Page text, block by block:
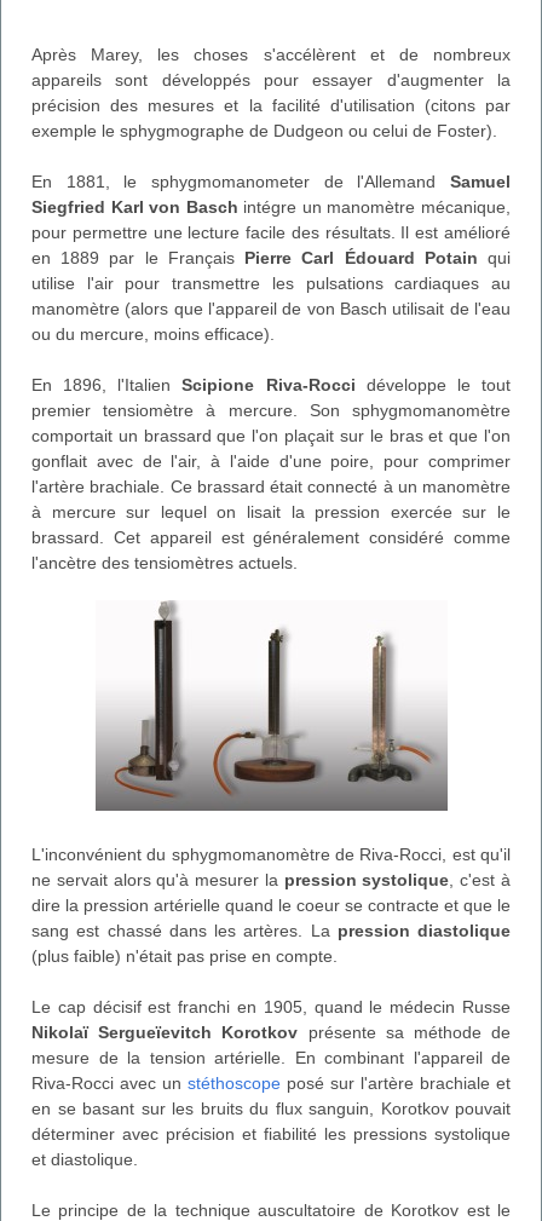
Après Marey, les choses s'accélèrent et de nombreux
appareils sont développés pour essayer d'augmenter la
précision des mesures et la facilité d'utilisation (citons par
exemple le sphygmographe de Dudgeon ou celui de Foster).
En 1881, le sphygmomanometer de l'Allemand Samuel
Siegfried Karl von Basch intégre un manomètre mécanique,
pour permettre une lecture facile des résultats. Il est amélioré
en 1889 par le Français Pierre Carl Édouard Potain qui
utilise l'air pour transmettre les pulsations cardiaques au
manomètre (alors que l'appareil de von Basch utilisait de l'eau
ou du mercure, moins efficace).
En 1896, l'ItalienScipione Riva-Rocci développe le tout
premier tensiomètre à mercure. Son sphygmomanomètre
comportait un brassard que l'on plaçait sur le bras et que l'on
gonflait avec de l'air, à l'aide d'une poire, pour comprimer
l'artère brachiale. Ce brassard était connecté à un manomètre
à mercure sur lequel on lisait la pression exercée sur le
brassard. Cet appareil est généralement considéré comme
l'ancètre des tensiomètres actuels.
L'inconvénient du sphygmomanomètre de Riva-Rocci, est qu'il
ne servait alors qu'à mesurer la pression systolique , c'est à
dire la pression artérielle quand le coeur se contracte et que le
sang est chassé dans les artères. La pression diastolique
(plus faible) n'était pas prise en compte.
Le cap décisif est franchi en 1905, quand le médecin Russe
Nikolaï Sergueïevitch Korotkov présente sa méthode de
mesure de la tension artérielle. En combinant l'appareil de
Riva-Rocci avec un stéthoscope posé sur l'artère brachiale et
en se basant sur les bruits du flux sanguin, Korotkov pouvait
déterminer avec précision et fiabilité les pressions systolique
et diastolique.
Le principe de la technique auscultatoire de Korotkov est le